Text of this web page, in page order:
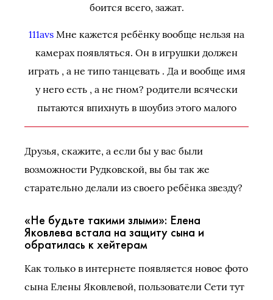
боится всего, зажат.
111avs Мне кажется ребёнку вообще нельзя на
камерах появляться. Он в игрушки должен
играть , а не типо танцевать . Да и вообще имя
у него есть , а не гном? родители всячески
пытаются впихнуть в шоубиз этого малого
Друзья, скажите, а если бы у вас были
возможности Рудковской, вы бы так же
старательно делали из своего ребёнка звезду?
«Не будьте такими злыми»: Елена
Яковлева встала на защиту сына и
обратилась к хейтерам
Как только в интернете появляется новое фото
сына Елены Яковлевой, пользователи Сети тут